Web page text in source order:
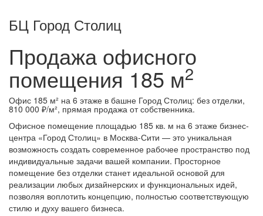
БЦ Город Столиц
Продажа офисного
помещения 185 м2
Офис 185 м² на 6 этаже в башне Город Столиц: без отделки,
810 000 ₽/м², прямая продажа от собственника.
Офисное помещение площадью 185 кв. м на 6 этаже бизнес-
центра «Город Столиц» в Москва-Сити — это уникальная
возможность создать современное рабочее пространство под
индивидуальные задачи вашей компании. Просторное
помещение без отделки станет идеальной основой для
реализации любых дизайнерских и функциональных идей,
позволяя воплотить концепцию, полностью соответствующую
стилю и духу вашего бизнеса.